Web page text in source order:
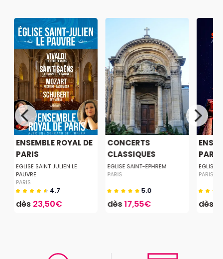
ENSEMBLE ROYAL DE
PARIS
EGLISE SAINT JULIEN LE
PAUVRE
PARIS
4.7
dès 23,50€
CONCERTS
CLASSIQUES
MUSIQUE &...
EGLISE SAINT-EPHREM
PARIS
5.0
dès17,55€
EGLISE
PARIS
dès